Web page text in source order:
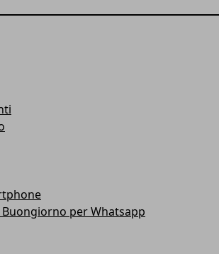
per Whatsapp